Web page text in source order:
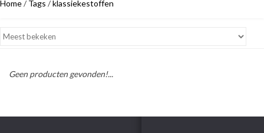
Home/ Tags /klassiekestoffen
Geen producten gevonden!...